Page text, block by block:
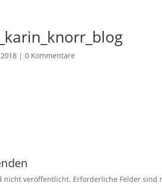
|0 Kommentare
nicht veröffentlicht. Erforderliche Felder sind